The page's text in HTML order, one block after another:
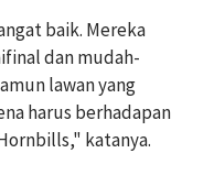
baik. Mereka
dan mudah-
lawan yang
harus berhadapan
katanya.